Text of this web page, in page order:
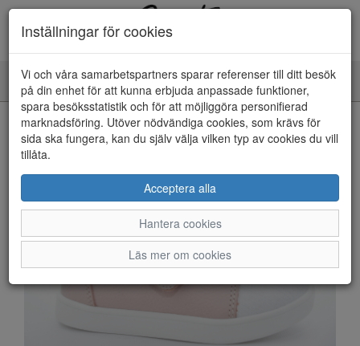
Toggle
navigation
HEM
Inställningar för cookies
Vi och våra samarbetspartners sparar referenser till ditt besök
på din enhet för att kunna erbjuda anpassade funktioner,
spara besöksstatistik och för att möjliggöra personifierad
marknadsföring. Utöver nödvändiga cookies, som krävs för
sida ska fungera, kan du själv välja vilken typ av cookies du vill
tillåta.
Acceptera alla
Hantera cookies
Läs mer om cookies